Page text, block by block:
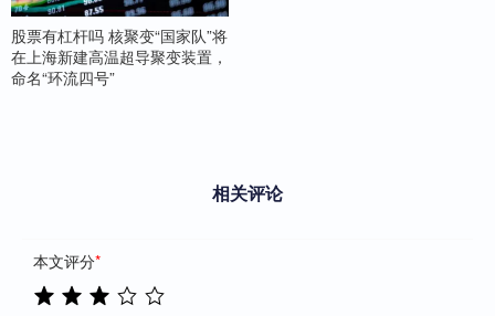
股票有杠杆吗 核聚变“国家队”将
在上海新建高温超导聚变装置，
命名“环流四号”
相关评论
本文评分*